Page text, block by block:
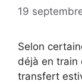
19
Selon
déjà en train
transfert